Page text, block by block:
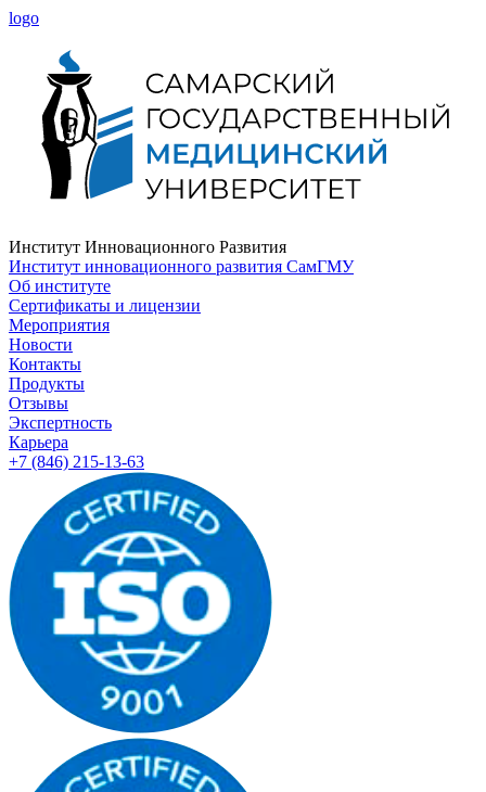
logo
Институт Инновационного Развития
Институт инновационного развития СамГМУ
Об институте
Сертификаты и лицензии
Мероприятия
Новости
Контакты
Продукты
Отзывы
Экспертность
Карьера
+7 (846) 215-13-63